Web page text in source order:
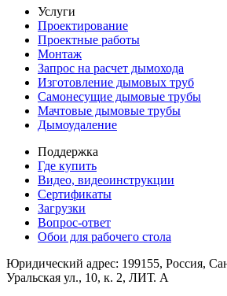
Услуги
Проектирование
Проектные работы
Монтаж
Запрос на расчет дымохода
Изготовление дымовых труб
Самонесущие дымовые трубы
Мачтовые дымовые трубы
Дымоудаление
Поддержка
Где купить
Видео, видеоинструкции
Сертификаты
Загрузки
Вопрос-ответ
Обои для рабочего стола
Юридический адрес: 199155, Россия,
Уральская ул., 10, к. 2, ЛИТ. А